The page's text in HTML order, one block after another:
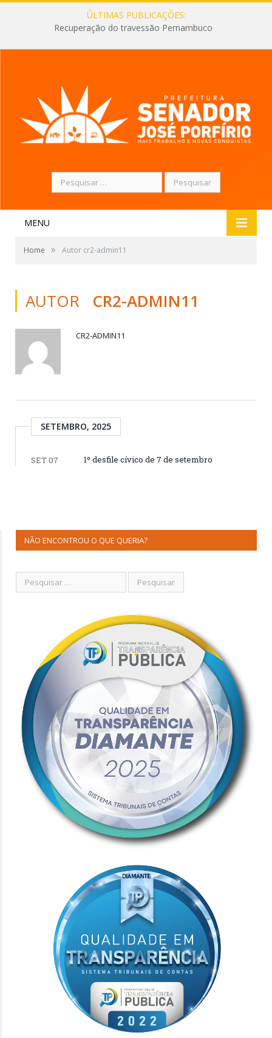
ÚLTIMAS PUBLICAÇÕES:
Recuperação do travessão Pernambuco
Pesquisar
por:
MENU
Home » Autor cr2-admin11
AUTOR CR2-ADMIN11
CR2-ADMIN11
SETEMBRO, 2025
SET 07 1º desfile cívico de 7 de setembro
NÃO ENCONTROU O QUE QUERIA?